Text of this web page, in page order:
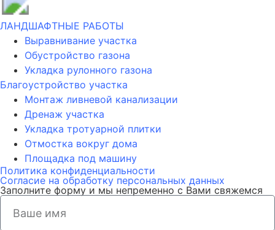
ЛАНДШАФТНЫЕ РАБОТЫ
Выравнивание участка
Обустройство газона
Укладка рулонного газона
Благоустройство участка
Монтаж ливневой канализации
Дренаж участка
Укладка тротуарной плитки
Отмостка вокруг дома
Площадка под машину
Политика конфиденциальности
Согласие на обработку персональных данных
Заполните форму и мы непременно с Вами свяжемся